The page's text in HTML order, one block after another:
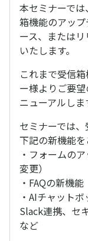
本セミナーで
箱機能のアッ
ース、または
いたします。
これまで受信
ー様よりご要
ニューアルしま
セミナーでは、
下記の新機能を
・フォームの
変更）
・FAQの新機能
・AIチャット
Slack連携、セ
など